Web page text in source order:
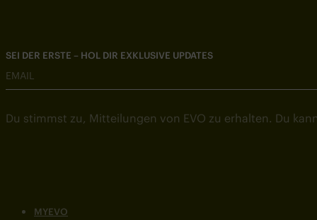
MYEVO
SEI DER ERSTE – HOL DIR EXKLUSIVE UPDATES
EMAIL
Du stimmst zu, Mitteilungen von EVO zu erhalten. Du